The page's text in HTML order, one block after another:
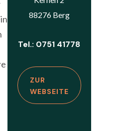
88276 Berg
Tel.: 0751 41778
ZUR
WEBSEITE